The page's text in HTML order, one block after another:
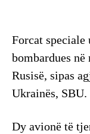
Forcat speciale
bombardues
Rusisë, sipas
Ukrainës, SBU.
Dy avionë të